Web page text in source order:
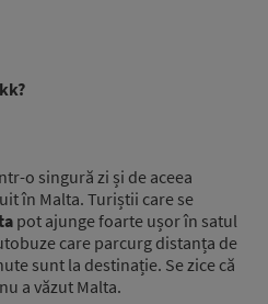
o singură zi și de aceea
în Malta. Turiștii care se
pot ajunge foarte ușor în satul
care parcurg distanța de
sunt la destinație. Se zice că
a văzut Malta.